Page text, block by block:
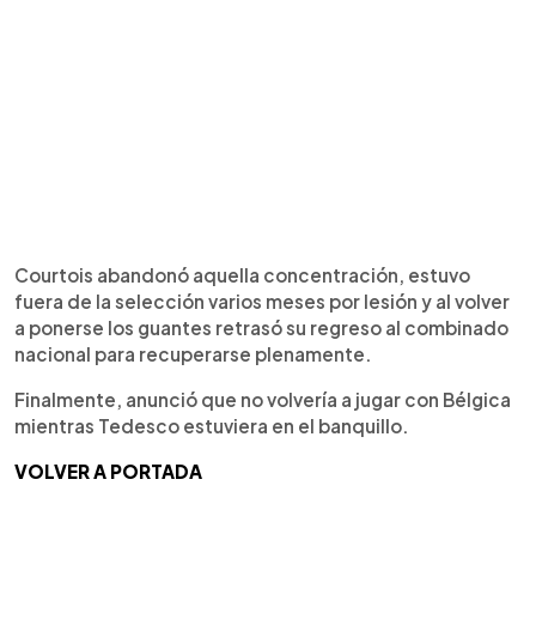
Courtois abandonó aquella concentración, estuvo
fuera de la selección varios meses por lesión y al volver
a ponerse los guantes retrasó su regreso al combinado
nacional para recuperarse plenamente.
Finalmente, anunció que no volvería a jugar con Bélgica
mientras Tedesco estuviera en el banquillo.
VOLVER A PORTADA